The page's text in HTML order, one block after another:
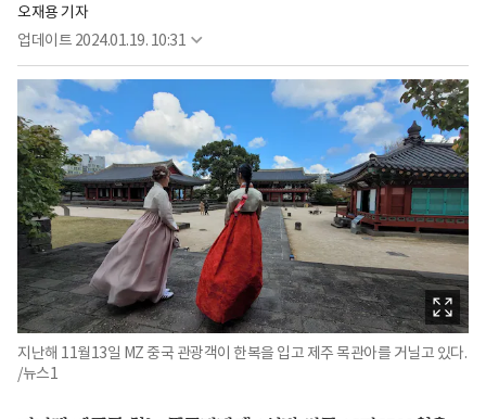
오재용 기자
업데이트 2024.01.19. 10:31
지난해 11월13일 MZ 중국 관광객이 한복을 입고 제주 목관아를 거닐고 있다.
/뉴스1